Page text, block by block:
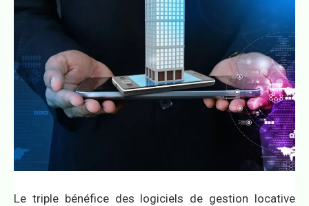
Le triple bénéfice des logiciels de gestion locative